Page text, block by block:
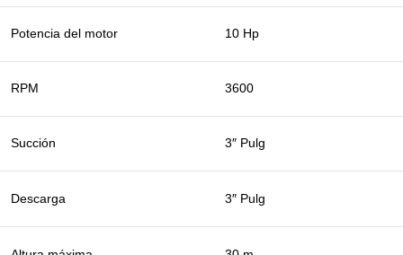
Potencia del motor 10 Hp
RPM 3600
Succión 3″ Pulg
Descarga 3″ Pulg